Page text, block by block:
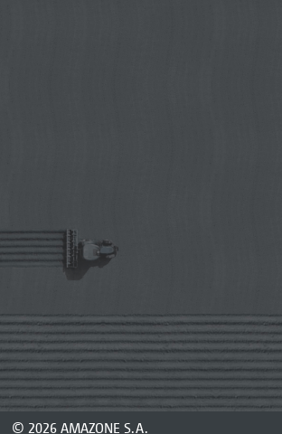
© 2026 AMAZONE S.A.